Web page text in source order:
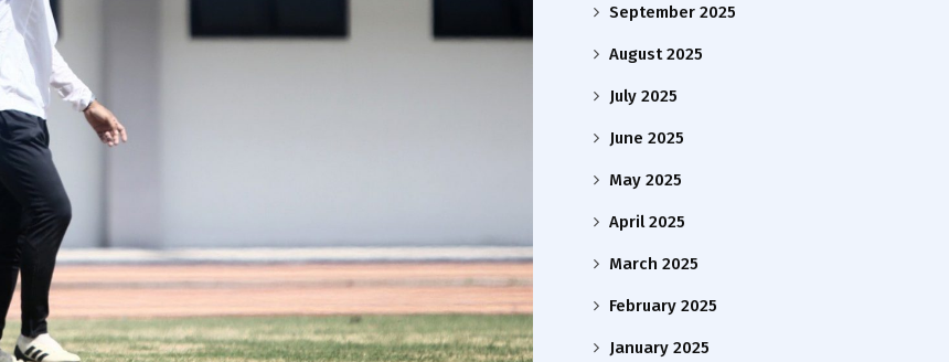
September 2025
August 2025
July 2025
June 2025
May 2025
April 2025
March 2025
February 2025
January 2025